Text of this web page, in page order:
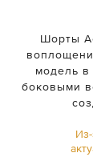
Шорты
модель в
боковыми